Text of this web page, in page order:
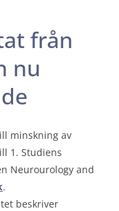
från
nu
minskning av
1. Studiens
Neurourology and
.
beskriver